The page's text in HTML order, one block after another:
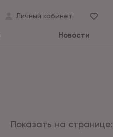
Личный кабинет
Новости
Показать на странице: